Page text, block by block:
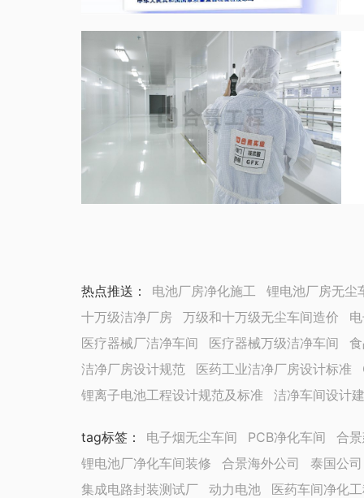
热点推送： 电池厂房净化施工
锂电池厂房无尘
十万级洁净厂房
万级和十万级无尘车间造价
医疗器械厂洁净车间
医疗器械万级洁净车间
洁净厂房设计规范
医药工业洁净厂房设计标准
锂离子电池工程设计规范及标准
洁净车间设计
tag标签 ： 电子烟无尘车间 PCB净化车间
合
锂电池厂净化车间装修
合景海外公司
泰国公司
集成电路封装测试厂
动力电池
医药车间净化